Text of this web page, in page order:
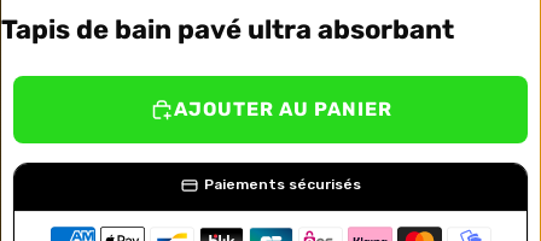
Tapis de bain pavé ultra absorbant
AJOUTER AU PANIER
Paiements sécurisés